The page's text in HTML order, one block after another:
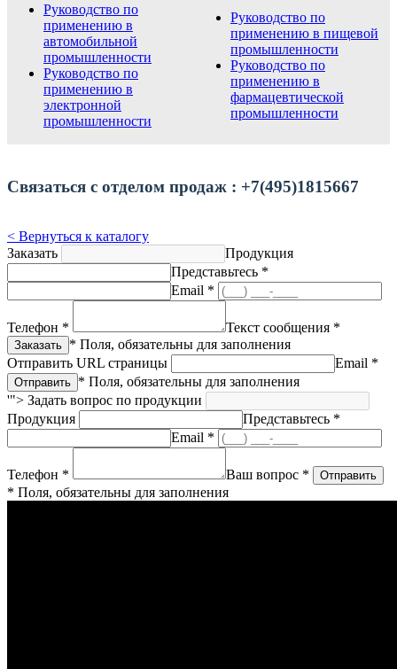
Руководство по
применению в
автомобильной
промышленности
Руководство по
применению в
электронной
промышленности
Руководство по
применению в пищевой
промышленности
Руководство по
применению в
фармацевтической
промышленности
Связаться с отделом продаж : +7(495)1815667
< Вернуться к каталогу
Заказать
Продукция
Представьтесь *
Email *
Телефон *
Текст сообщения *
* Поля, обязательны для заполнения
Отправить URL страницы
Email *
* Поля, обязательны для заполнения
'"> Задать вопрос по продукции
Продукция
Представьтесь *
Email *
Телефон *
Ваш вопрос *
* Поля, обязательны для заполнения